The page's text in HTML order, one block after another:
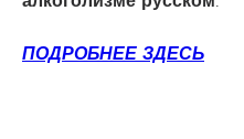
ПОДРОБНЕЕ ЗДЕСЬ